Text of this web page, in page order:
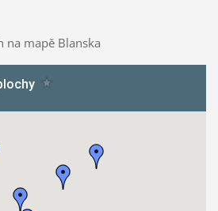
na mapě Blanska